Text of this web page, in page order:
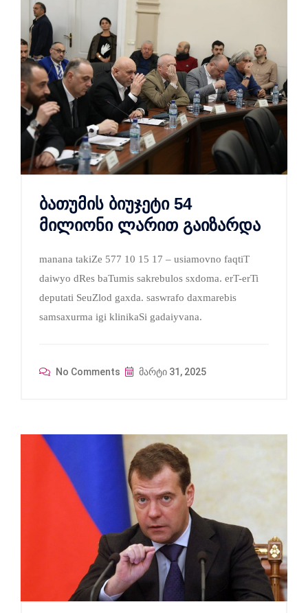
ბათუმის ბიუჯეტი 54
მილიონი ლარით გაიზარდა
manana takiZe 577 10 15 17 – usiamovno faqtiT
daiwyo dRes baTumis sakrebulos sxdoma. erT-erTi
deputati SeuZlod gaxda. saswrafo daxmarebis
samsaxurma igi klinikaSi gadaiyvana.
No Comments მარტი 31, 2025